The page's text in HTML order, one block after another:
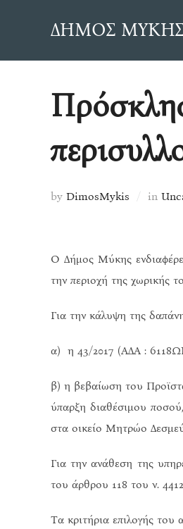
ΔΗΜΟΣ
by DimosMykis in
Ο Δήμος Μύκης
την περιοχή της χωρικής
Για την κάλυψη της
α) η 43/2017 (ΑΔΑ :
β) η βεβαίωση του
ύπαρξη διαθέσιμου
στα οικείο Μητρώο
Για την ανάθεση της
του άρθρου 118 του ν.
Τα κριτήρια επιλογής του